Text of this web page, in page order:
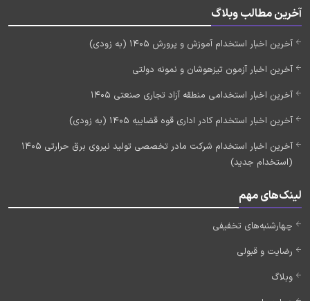
آخرین مطالب وبلاگ
آخرین اخبار استخدام آموزش و پرورش 1405 (به زودی)
آخرین اخبار آزمون تیزهوشان و نمونه دولتی
آخرین اخبار استخدامی منطقه آزاد تجاری صنعتی 1405
آخرین اخبار استخدام کادر اداری قوه قضاییه 1405 (به زودی)
آخرین اخبار استخدام شرکت مادر تخصصی تولید نیروی برق حرارتی 1405
(استخدام جدید)
لینک‌های مهم
چهارشنبه‌های تخفیفی
رضایت و قبولی
وبلاگ